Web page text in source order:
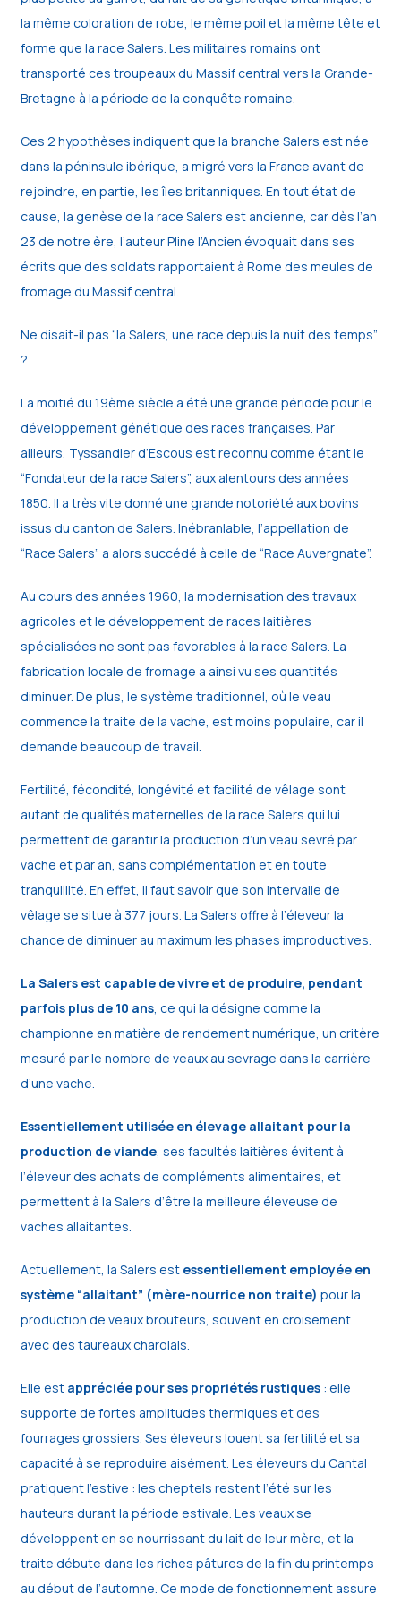
la même coloration de robe, le même poil et la même tête et
forme que la race Salers. Les militaires romains ont
transporté ces troupeaux du Massif central vers la Grande-
Bretagne à la période de la conquête romaine.
Ces 2 hypothèses indiquent que la branche Salers est née
dans la péninsule ibérique, a migré vers la France avant de
rejoindre, en partie, les îles britanniques. En tout état de
cause, la genèse de la race Salers est ancienne, car dès l’an
23 de notre ère, l’auteur Pline l’Ancien évoquait dans ses
écrits que des soldats rapportaient à Rome des meules de
fromage du Massif central.
Ne disait-il pas “la Salers, une race depuis la nuit des temps”
?
La moitié du 19ème siècle a été une grande période pour le
développement génétique des races françaises. Par
ailleurs, Tyssandier d’Escous est reconnu comme étant le
“Fondateur de la race Salers”, aux alentours des années
1850. Il a très vite donné une grande notoriété aux bovins
issus du canton de Salers. Inébranlable, l’appellation de
“Race Salers” a alors succédé à celle de “Race Auvergnate”.
Au cours des années 1960, la modernisation des travaux
agricoles et le développement de races laitières
spécialisées ne sont pas favorables à la race Salers. La
fabrication locale de fromage a ainsi vu ses quantités
diminuer. De plus, le système traditionnel, où le veau
commence la traite de la vache, est moins populaire, car il
demande beaucoup de travail.
Fertilité, fécondité, longévité et facilité de vêlage sont
autant de qualités maternelles de la race Salers qui lui
permettent de garantir la production d’un veau sevré par
vache et par an, sans complémentation et en toute
tranquillité. En effet, il faut savoir que son intervalle de
vêlage se situe à 377 jours. La Salers offre à l’éleveur la
chance de diminuer au maximum les phases improductives.
La Salers est capable de vivre et de produire, pendant
parfois plus de 10 ans, ce qui la désigne comme la
championne en matière de rendement numérique, un critère
mesuré par le nombre de veaux au sevrage dans la carrière
d’une vache.
Essentiellement utilisée en élevage allaitant pour la
production de viande, ses facultés laitières évitent à
l’éleveur des achats de compléments alimentaires, et
permettent à la Salers d’être la meilleure éleveuse de
vaches allaitantes.
Actuellement, la Salers est essentiellement employée en
système “allaitant” (mère-nourrice non traite) pour la
production de veaux brouteurs, souvent en croisement
avec des taureaux charolais.
Elle est appréciée pour ses propriétés rustiques: elle
supporte de fortes amplitudes thermiques et des
fourrages grossiers. Ses éleveurs louent sa fertilité et sa
capacité à se reproduire aisément. Les éleveurs du Cantal
pratiquent l’estive : les cheptels restent l’été sur les
hauteurs durant la période estivale. Les veaux se
développent en se nourrissant du lait de leur mère, et la
traite débute dans les riches pâtures de la fin du printemps
au début de l’automne. Ce mode de fonctionnement assure